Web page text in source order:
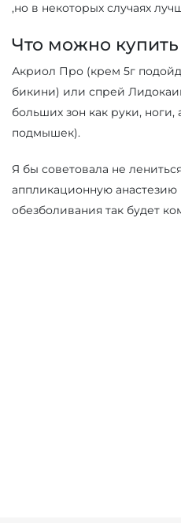
,но в некоторых случаях
Что можно купить
Акриол Про (крем 5г
бикини) или спрей
больших зон как руки,
подмышек).
Я бы советовала не
аппликационную анастезию
обезболивания так будет